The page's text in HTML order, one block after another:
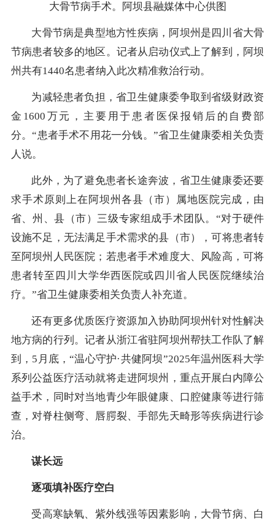
大骨节病手术。阿坝县融媒体中心供图
大骨节病是典型地方性疾病，阿坝州是四川省大骨
节病患者较多的地区。记者从启动仪式上了解到，阿坝
州共有1440名患者纳入此次精准救治行动。
为减轻患者负担，省卫生健康委争取到省级财政资
金1600万元，主要用于患者医保报销后的自费部
分。“患者手术不用花一分钱。”省卫生健康委相关负责
人说。
此外，为了避免患者长途奔波，省卫生健康委还要
求手术原则上在阿坝州各县（市）属地医院完成，由
省、州、县（市）三级专家组成手术团队。“对于硬件
设施不足，无法满足手术需求的县（市），可将患者转
至阿坝州人民医院；若患者手术难度大、风险高，可将
患者转至四川大学华西医院或四川省人民医院继续治
疗。”省卫生健康委相关负责人补充道。
还有更多优质医疗资源加入协助阿坝州针对性解决
地方病的行列。记者从浙江省驻阿坝州帮扶工作队了解
到，5月底，“温心守护·共健阿坝”2025年温州医科大学
系列公益医疗活动就将走进阿坝州，重点开展白内障公
益手术，同时对当地青少年眼健康、口腔健康等进行筛
查，对脊柱侧弯、唇腭裂、手部先天畸形等疾病进行诊
治。
谋长远
逐项填补医疗空白
受高寒缺氧、紫外线强等因素影响，大骨节病、白